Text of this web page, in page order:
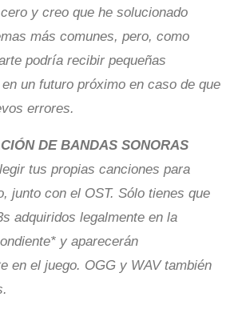
y creo que he solucionado
más comunes, pero, como
podría recibir pequeñas
un futuro próximo en caso de que
errores.
DE BANDAS SONORAS
tus propias canciones para
junto con el OST. Sólo tienes que
adquiridos legalmente en la
y aparecerán
en el juego. OGG y WAV también